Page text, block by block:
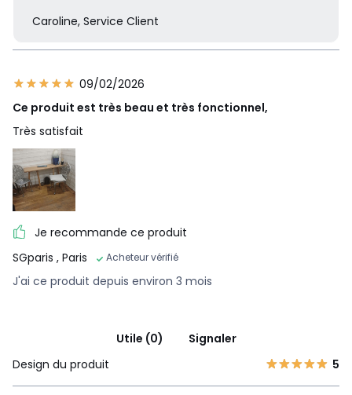
Caroline, Service Client
09/02/2026
Ce produit est très beau et très fonctionnel,
Très satisfait
Je recommande ce produit
SGparis , Paris Acheteur vérifié
J'ai ce produit depuis environ 3 mois
Utile (0)
Signaler
Design du produit
5